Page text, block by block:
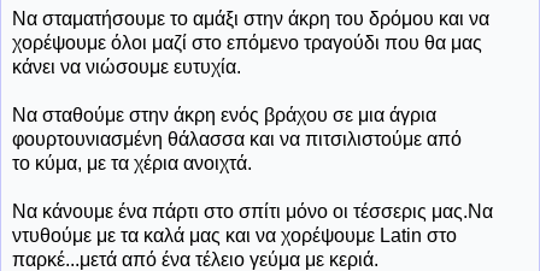
Να σταματήσουμε το αμάξι στην άκρη του δρόμου και να
χορέψουμε όλοι μαζί στο επόμενο τραγούδι που θα μας
κάνει να νιώσουμε ευτυχία.
Να σταθούμε στην άκρη ενός βράχου σε μια άγρια
φουρτουνιασμένη θάλασσα και να πιτσιλιστούμε από
το κύμα, με τα χέρια ανοιχτά.
Να κάνουμε ένα πάρτι στο σπίτι μόνο οι τέσσερις μας.Να
ντυθούμε με τα καλά μας και να χορέψουμε Latin στο
παρκέ...μετά από ένα τέλειο γεύμα με κεριά.